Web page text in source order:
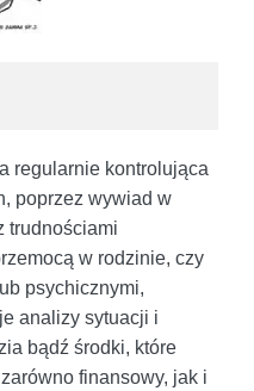
regularnie kontrolująca
poprzez wywiad w
trudnościami
w rodzinie, czy
psychicznymi,
analizy sytuacji i
bądź środki, które
finansowy, jak i